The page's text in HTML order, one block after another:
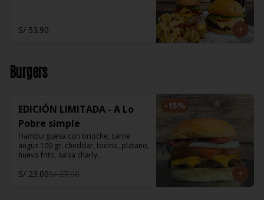
S/ 53.90
Burgers
-15%
EDICIÓN LIMITADA - A Lo
Pobre simple
Hamburguesa con brioche, carne
angus 100 gr, cheddar, tocino, platano,
huevo frito, salsa charly.
S/ 23.00S/ 27.00